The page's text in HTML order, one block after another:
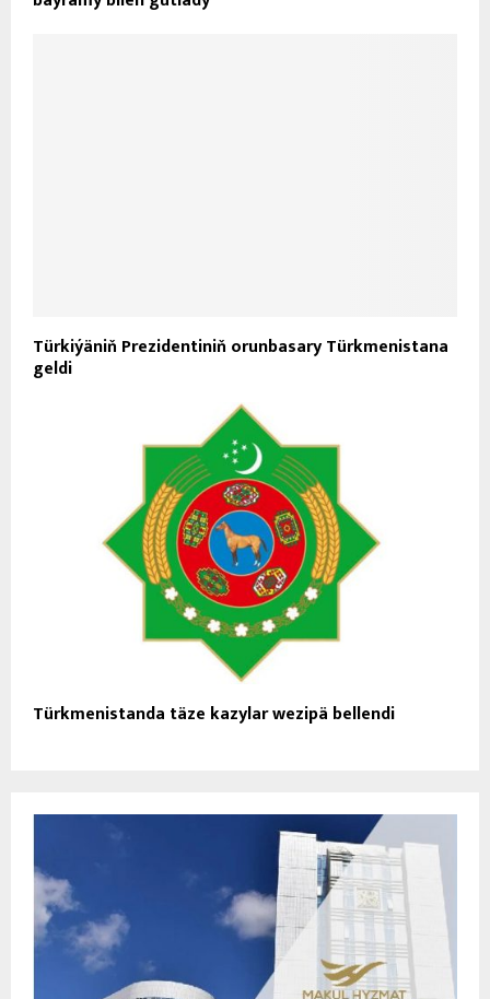
Türkiýäniň Prezidentiniň orunbasary Türkmenistana
geldi
Türkmenistanda täze kazylar wezipä bellendi